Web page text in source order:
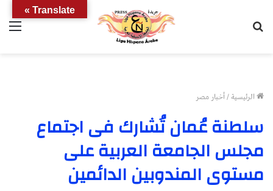
الرئيسية/أخبار مصر
سلطنة عُمان تُشارك فى اجتماع
مجلس الجامعة العربية على
مستوى المندوبين الدائمين
Translate »